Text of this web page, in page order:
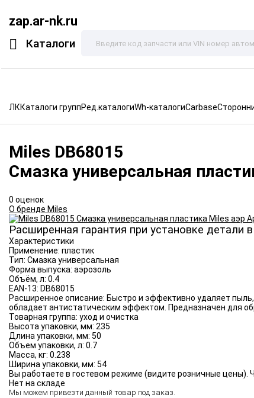
zap.ar-nk.ru
Каталоги
ЛККаталоги группРед.каталогиWh-каталогиCarbase
Miles DB68015
Смазка универсальная
0 оценок
О бренде Miles
Расширенная гарантия при установке детали
Характеристики
Применение: пластик
Тип: Смазка универсальная
Форма выпуска: аэрозоль
Объём, л: 0.4
EAN-13: DB68015
Расширенное описание: Быстро и эффективно удаляет
обладает антистатическим эффектом. Предназначен для
Товарная группа: уход и очистка
Высота упаковки, мм: 235
Длина упаковки, мм: 50
Объем упаковки, л: 0.7
Масса, кг: 0.238
Ширина упаковки, мм: 54
Вы работаете в гостевом режиме (видите розничные
Нет на складе
Мы можем привезти данный товар под заказ.